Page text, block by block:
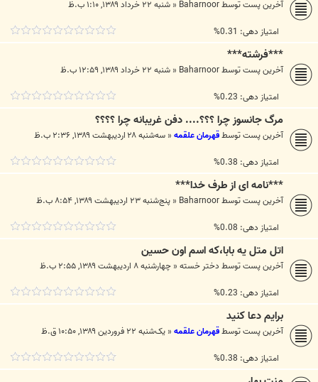
آخرین پست توسطBaharnoor
« شنبه ۲۲ خرداد ۱۳۸۹, ۱:۱۰ ب.ظ
امتیاز دهی: 0.31%
***فرشته***
آخرین پست توسطBaharnoor
« شنبه ۲۲ خرداد ۱۳۸۹, ۱۲:۵۹ ب.ظ
امتیاز دهی: 0.23%
مرگ جانسوز چرا ؟؟؟.... دفن غریبانه چرا ؟؟؟؟
آخرین پست توسطقهرمان علقمه« سه‌شنبه ۲۸ اردیبهشت ۱۳۸۹, ۲:۳۶ ب.ظ
امتیاز دهی: 0.38%
***نامه ای از طرف خدا***
آخرین پست توسطBaharnoor
« پنج‌شنبه ۲۳ اردیبهشت ۱۳۸۹, ۸:۵۴ ب.ظ
امتیاز دهی: 0.08%
اتل متل یه بابا،که اسم اون حسین
آخرین پست توسطدختر خسته« چهارشنبه ۸ اردیبهشت ۱۳۸۹, ۲:۵۵ ب.ظ
امتیاز دهی: 0.23%
برایم دعا کنید
آخرین پست توسطقهرمان علقمه« یک‌شنبه ۲۲ فروردین ۱۳۸۹, ۱۰:۵۰ ق.ظ
امتیاز دهی: 0.38%